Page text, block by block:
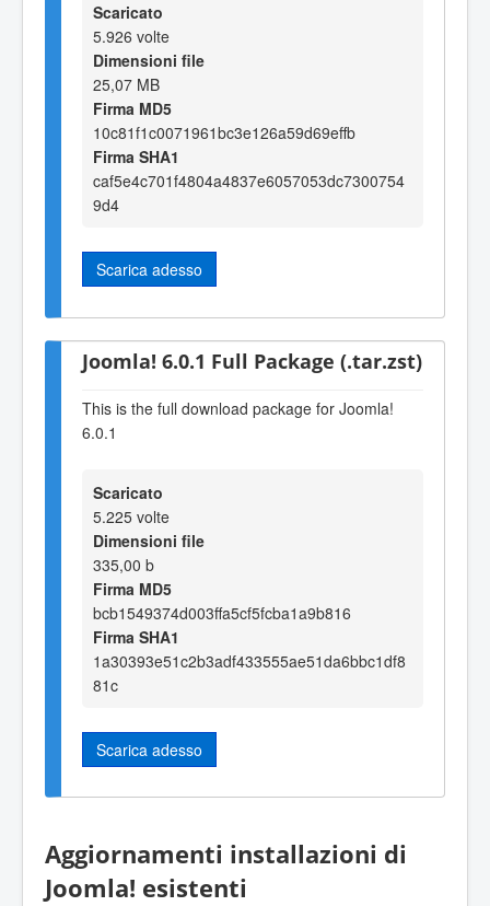
Scaricato
5.926 volte
Dimensioni file
25,07 MB
Firma MD5
10c81f1c0071961bc3e126a59d69effb
Firma SHA1
caf5e4c701f4804a4837e6057053dc7300754
9d4
Scarica adesso
Joomla! 6.0.1 Full Package (.tar.zst)
This is the full download package for Joomla!
6.0.1
Scaricato
5.225 volte
Dimensioni file
335,00 b
Firma MD5
bcb1549374d003ffa5cf5fcba1a9b816
Firma SHA1
1a30393e51c2b3adf433555ae51da6bbc1df8
81c
Scarica adesso
Aggiornamenti installazioni di
Joomla! esistenti